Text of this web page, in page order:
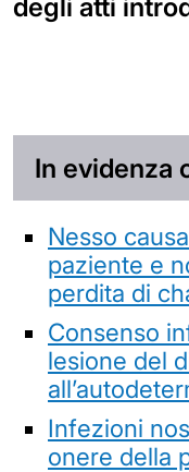
degli atti
In evidenza
Nesso
paziente e
perdita di
Consenso
lesione del
Infezioni
onere della